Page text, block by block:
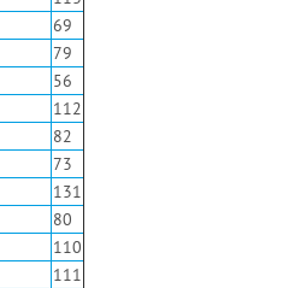
69
79
56
112
82
73
131
80
110
111